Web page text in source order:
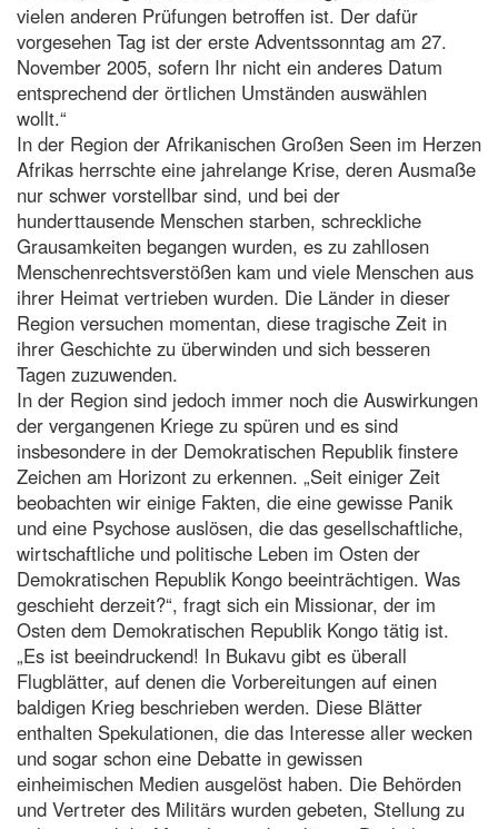
vielen anderen Prüfungen betroffen ist. Der dafür
vorgesehen Tag ist der erste Adventssonntag am 27.
November 2005, sofern Ihr nicht ein anderes Datum
entsprechend der örtlichen Umständen auswählen
wollt.“
In der Region der Afrikanischen Großen Seen im Herzen
Afrikas herrschte eine jahrelange Krise, deren Ausmaße
nur schwer vorstellbar sind, und bei der
hunderttausende Menschen starben, schreckliche
Grausamkeiten begangen wurden, es zu zahllosen
Menschenrechtsverstößen kam und viele Menschen aus
ihrer Heimat vertrieben wurden. Die Länder in dieser
Region versuchen momentan, diese tragische Zeit in
ihrer Geschichte zu überwinden und sich besseren
Tagen zuzuwenden.
In der Region sind jedoch immer noch die Auswirkungen
der vergangenen Kriege zu spüren und es sind
insbesondere in der Demokratischen Republik finstere
Zeichen am Horizont zu erkennen. „Seit einiger Zeit
beobachten wir einige Fakten, die eine gewisse Panik
und eine Psychose auslösen, die das gesellschaftliche,
wirtschaftliche und politische Leben im Osten der
Demokratischen Republik Kongo beeinträchtigen. Was
geschieht derzeit?“, fragt sich ein Missionar, der im
Osten dem Demokratischen Republik Kongo tätig ist.
„Es ist beeindruckend! In Bukavu gibt es überall
Flugblätter, auf denen die Vorbereitungen auf einen
baldigen Krieg beschrieben werden. Diese Blätter
enthalten Spekulationen, die das Interesse aller wecken
und sogar schon eine Debatte in gewissen
einheimischen Medien ausgelöst haben. Die Behörden
und Vertreter des Militärs wurden gebeten, Stellung zu